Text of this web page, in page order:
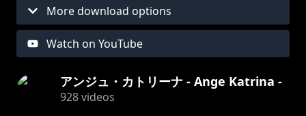
More download options
Watch on YouTube
アンジュ・カトリーナ - Ange Katrina -
928videos